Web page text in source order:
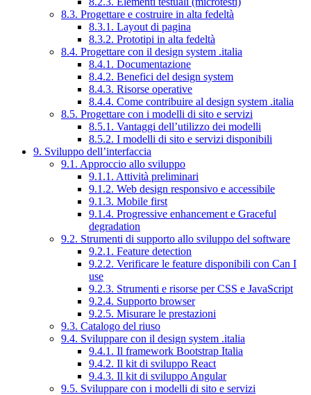
8.3. Progettare e costruire in alta fedeltà
8.3.1. Layout di pagina
8.3.2. Prototipi in alta fedeltà
8.4. Progettare con il design system .italia
8.4.1. Documentazione
8.4.2. Benefici del design system
8.4.3. Risorse operative
8.4.4. Come contribuire al design system .italia
8.5. Progettare con i modelli di sito e servizi
8.5.1. Vantaggi dell’utilizzo dei modelli
8.5.2. I modelli di sito e servizi disponibili
9. Sviluppo dell’interfaccia
9.1. Approccio allo sviluppo
9.1.1. Attività preliminari
9.1.2. Web design responsivo e accessibile
9.1.3. Mobile first
9.1.4. Progressive enhancement e Graceful
degradation
9.2. Strumenti di supporto allo sviluppo del software
9.2.1. Feature detection
9.2.2. Verificare le feature disponibili con Can I
use
9.2.3. Strumenti e risorse per CSS e JavaScript
9.2.4. Supporto browser
9.2.5. Misurare le prestazioni
9.3. Catalogo del riuso
9.4. Sviluppare con il design system .italia
9.4.1. Il framework Bootstrap Italia
9.4.2. Il kit di sviluppo React
9.4.3. Il kit di sviluppo Angular
9.5. Sviluppare con i modelli di sito e servizi